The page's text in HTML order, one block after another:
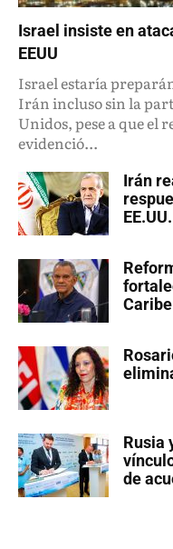
Israel insiste en
EEUU
Israel estaría
Irán incluso sin la
Unidos, pese a que
evidenció...
Irán
Rusia
de